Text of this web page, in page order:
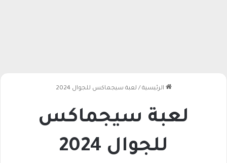
الرئيسية / لعبة سيجماكس للجوال 2024
لعبة سيجماكس
للجوال 2024